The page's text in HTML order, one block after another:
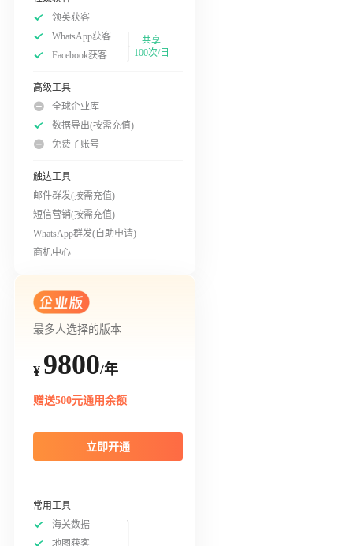
领英获客
WhatsApp获客
Facebook获客
共享
100次/日
高级工具
全球企业库
数据导出(按需充值)
免费子账号
触达工具
邮件群发(按需充值)
短信营销(按需充值)
WhatsApp群发(自助申请)
商机中心
最多人选择的版本
¥ 9800/年
赠送500元通用余额
立即开通
常用工具
海关数据
地图获客